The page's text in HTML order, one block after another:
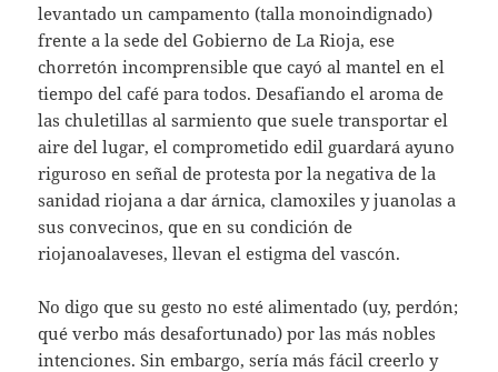
levantado un campamento (talla monoindignado)
frente a la sede del Gobierno de La Rioja, ese
chorretón incomprensible que cayó al mantel en el
tiempo del café para todos. Desafiando el aroma de
las chuletillas al sarmiento que suele transportar el
aire del lugar, el comprometido edil guardará ayuno
riguroso en señal de protesta por la negativa de la
sanidad riojana a dar árnica, clamoxiles y juanolas a
sus convecinos, que en su condición de
riojanoalaveses, llevan el estigma del vascón.
No digo que su gesto no esté alimentado (uy, perdón;
qué verbo más desafortunado) por las más nobles
intenciones. Sin embargo, sería más fácil creerlo y